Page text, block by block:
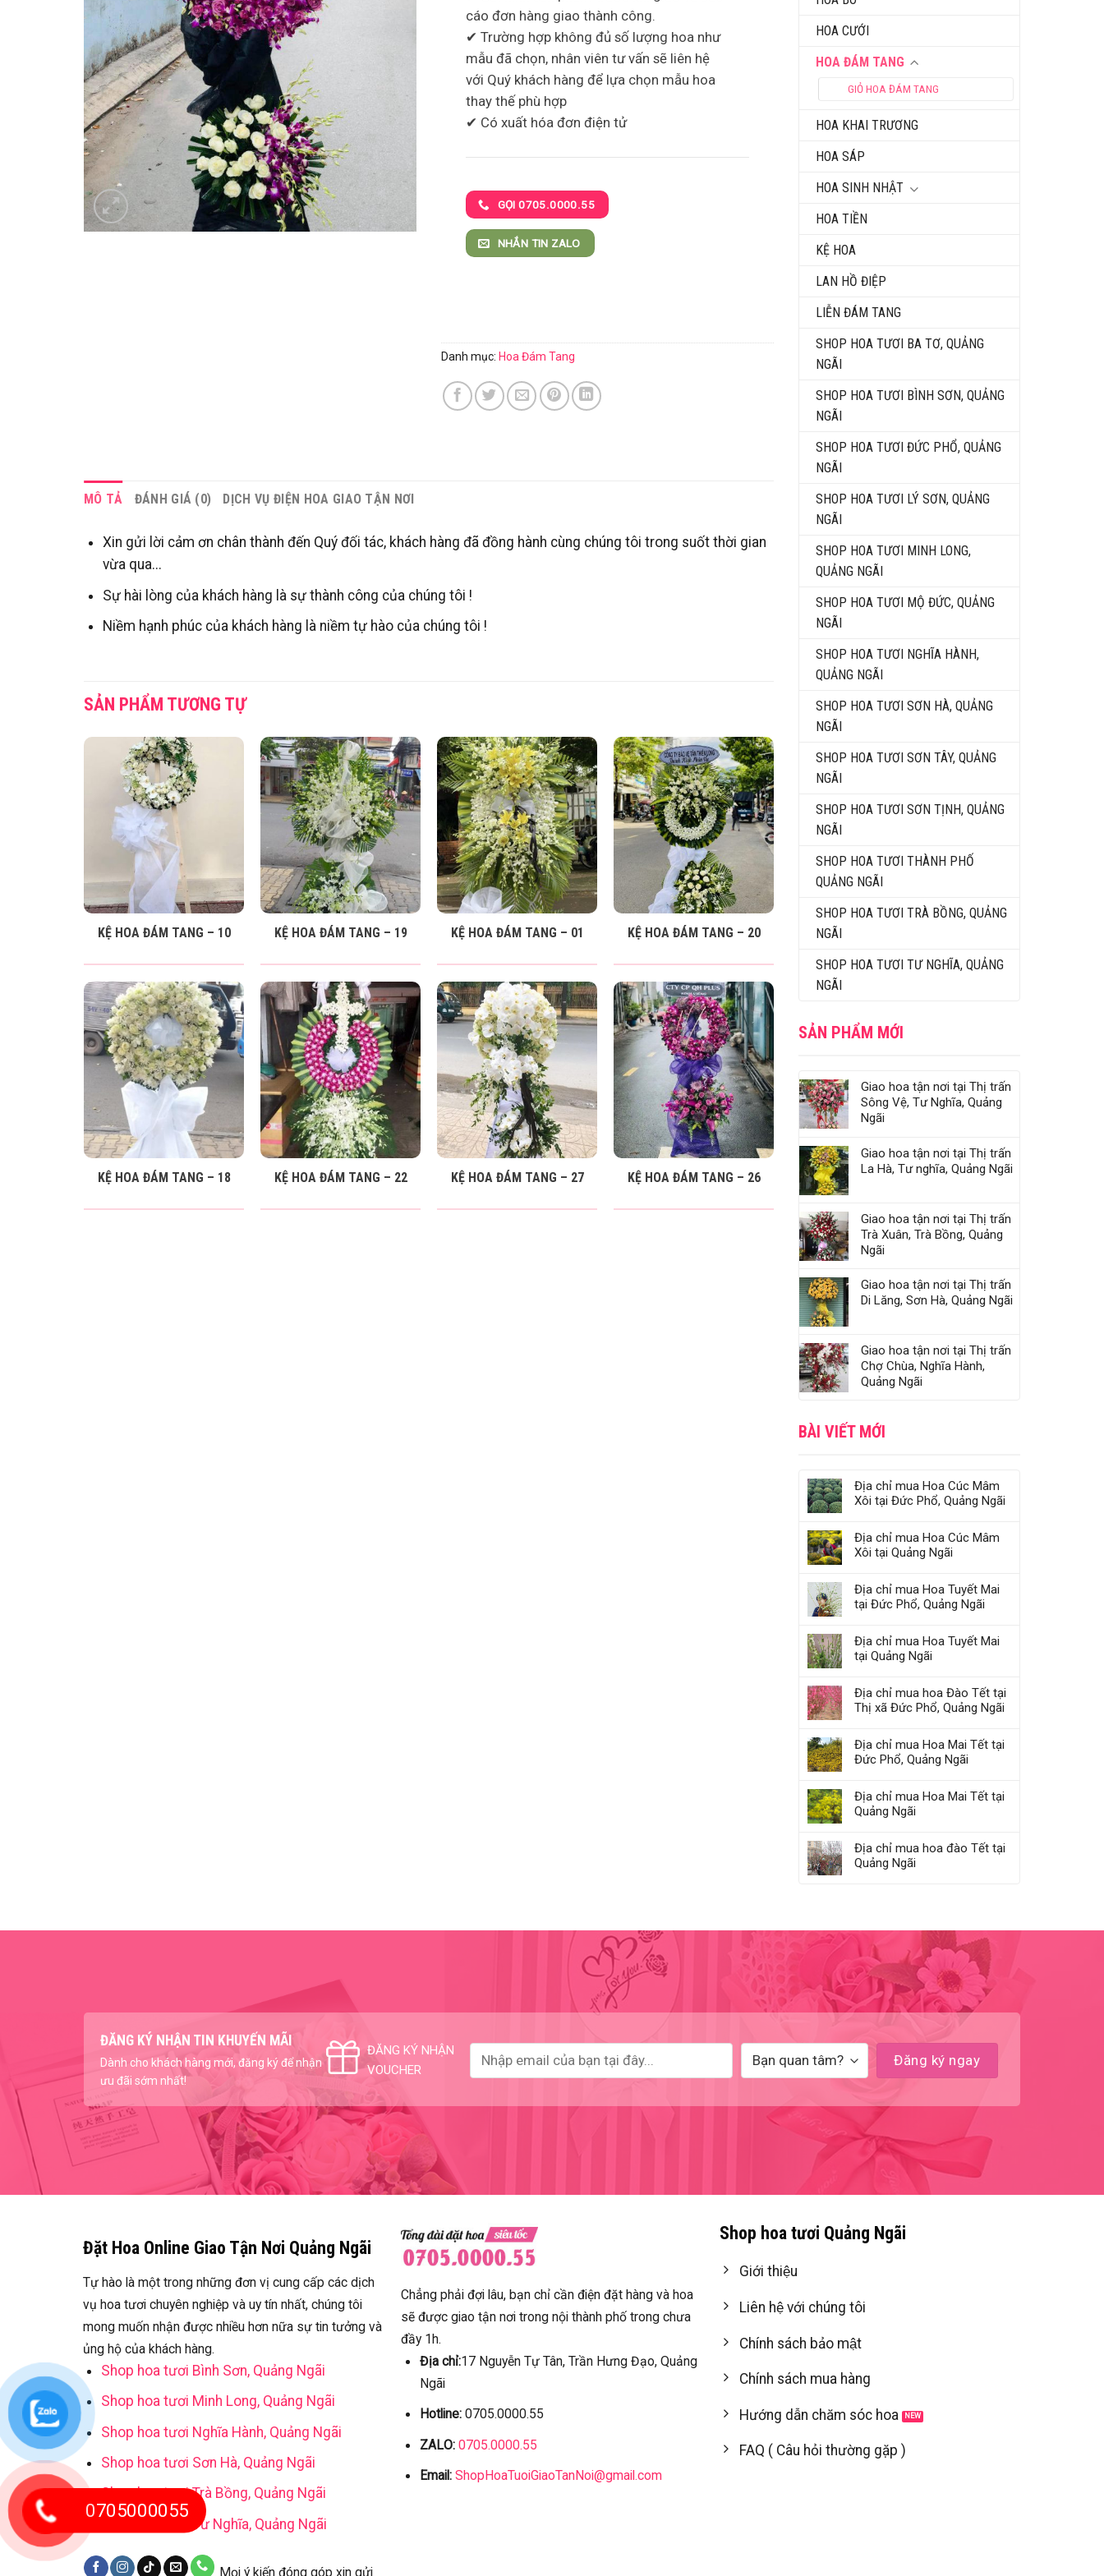
HOA CƯỚI
HOA ĐÁM TANG
GIỎ HOA ĐÁM TANG
HOA KHAI TRƯƠNG
HOA SÁP
HOA SINH NHẬT
HOA TIỀN
KỆ HOA
LAN HỒ ĐIỆP
LIỄN ĐÁM TANG
SHOP HOA TƯƠI BA TƠ, QUẢNG
NGÃI
SHOP HOA TƯƠI BÌNH SƠN, QUẢNG
NGÃI
SHOP HOA TƯƠI ĐỨC PHỔ, QUẢNG
NGÃI
SHOP HOA TƯƠI LÝ SƠN, QUẢNG
NGÃI
SHOP HOA TƯƠI MINH LONG,
QUẢNG NGÃI
SHOP HOA TƯƠI MỘ ĐỨC, QUẢNG
NGÃI
SHOP HOA TƯƠI NGHĨA HÀNH,
QUẢNG NGÃI
SHOP HOA TƯƠI SƠN HÀ, QUẢNG
NGÃI
SHOP HOA TƯƠI SƠN TÂY, QUẢNG
NGÃI
SHOP HOA TƯƠI SƠN TỊNH, QUẢNG
NGÃI
SHOP HOA TƯƠI THÀNH PHỐ
QUẢNG NGÃI
SHOP HOA TƯƠI TRÀ BỒNG, QUẢNG
NGÃI
SHOP HOA TƯƠI TƯ NGHĨA, QUẢNG
NGÃI
SẢN PHẨM MỚI
Giao hoa tận nơi tại Thị trấn
Sông Vệ, Tư Nghĩa, Quảng
Ngãi
Giao hoa tận nơi tại Thị trấn
La Hà, Tư nghĩa, Quảng Ngãi
Giao hoa tận nơi tại Thị trấn
Trà Xuân, Trà Bồng, Quảng
Ngãi
Giao hoa tận nơi tại Thị trấn
Di Lăng, Sơn Hà, Quảng Ngãi
Giao hoa tận nơi tại Thị trấn
Chợ Chùa, Nghĩa Hành,
Quảng Ngãi
BÀI VIẾT MỚI
Địa chỉ mua Hoa Cúc Mâm
Xôi tại Đức Phổ, Quảng Ngãi
Địa chỉ mua Hoa Cúc Mâm
Xôi tại Quảng Ngãi
Địa chỉ mua Hoa Tuyết Mai
tại Đức Phổ, Quảng Ngãi
Địa chỉ mua Hoa Tuyết Mai
tại Quảng Ngãi
Địa chỉ mua hoa Đào Tết tại
Thị xã Đức Phổ, Quảng Ngãi
Địa chỉ mua Hoa Mai Tết tại
Đức Phổ, Quảng Ngãi
Địa chỉ mua Hoa Mai Tết tại
Quảng Ngãi
Địa chỉ mua hoa đào Tết tại
Quảng Ngãi
cáo đơn hàng giao thành công.
✔ Trường hợp không đủ số lượng hoa như
mẫu đã chọn, nhân viên tư vấn sẽ liên hệ
với Quý khách hàng để lựa chọn mẫu hoa
thay thế phù hợp
✔ Có xuất hóa đơn điện tử
GỌI 0705.0000.55
NHẮN TIN ZALO
Danh mục: Hoa Đám Tang
MÔ TẢ ĐÁNH GIÁ (0) DỊCH VỤ ĐIỆN HOA GIAO TẬN NƠI
Xin gửi lời cảm ơn chân thành đến Quý đối tác, khách hàng đã đồng hành cùng chúng tôi trong suốt thời gian
vừa qua...
Sự hài lòng của khách hàng là sự thành công của chúng tôi !
Niềm hạnh phúc của khách hàng là niềm tự hào của chúng tôi !
SẢN PHẨM TƯƠNG TỰ
KỆ HOA ĐÁM TANG – 10 KỆ HOA ĐÁM TANG – 19 KỆ HOA ĐÁM TANG – 01 KỆ HOA ĐÁM TANG – 20
KỆ HOA ĐÁM TANG – 18 KỆ HOA ĐÁM TANG – 22 KỆ HOA ĐÁM TANG – 27 KỆ HOA ĐÁM TANG – 26
ĐĂNG KÝ NHẬN TIN KHUYẾN MÃI
Dành cho khách hàng mới, đăng ký để nhận
ưu đãi sớm nhất!
ĐĂNG KÝ NHẬN
VOUCHER
Đặt Hoa Online Giao Tận Nơi Quảng Ngãi
Tự hào là một trong những đơn vị cung cấp các dịch
vụ hoa tươi chuyên nghiệp và uy tín nhất, chúng tôi
mong muốn nhận được nhiều hơn nữa sự tin tưởng và
ủng hộ của khách hàng.
Shop hoa tươi Bình Sơn, Quảng Ngãi
Shop hoa tươi Minh Long, Quảng Ngãi
Shop hoa tươi Nghĩa Hành, Quảng Ngãi
Shop hoa tươi Sơn Hà, Quảng Ngãi
Shop hoa tươi Trà Bồng, Quảng Ngãi
Shop hoa tươi Tư Nghĩa, Quảng Ngãi
Mọi ý kiến đóng góp xin gửi
Chẳng phải đợi lâu, bạn chỉ cần điện đặt hàng và hoa
sẽ được giao tận nơi trong nội thành phố trong chưa
đầy 1h.
Địa chỉ:17 Nguyễn Tự Tân, Trần Hưng Đạo, Quảng
Ngãi
Hotline:0705.0000.55
ZALO: 0705.0000.55
Email: ShopHoaTuoiGiaoTanNoi@gmail.com
Shop hoa tươi Quảng Ngãi
Giới thiệu
Liên hệ với chúng tôi
Chính sách bảo mật
Chính sách mua hàng
Hướng dẫn chăm sóc hoa
FAQ ( Câu hỏi thường gặp )
0705000055